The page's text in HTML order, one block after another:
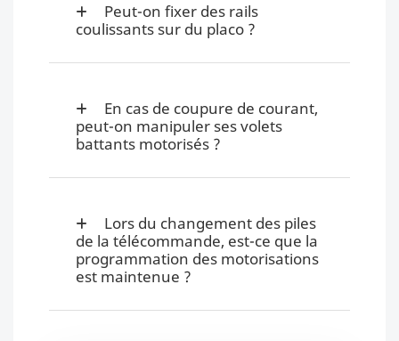
Peut-on fixer des rails
coulissants sur du placo ?
En cas de coupure de courant,
peut-on manipuler ses volets
battants motorisés ?
Lors du changement des piles
de la télécommande, est-ce que la
programmation des motorisations
est maintenue ?